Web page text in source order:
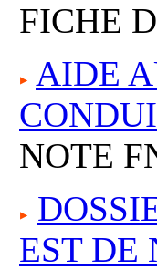
FICHE
AIDE
NOTE
EST DE